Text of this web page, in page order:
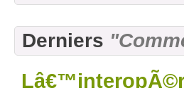
Derniers